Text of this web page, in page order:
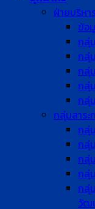
ฝ่ายบริหา
ข้อ
กลุ่
กลุ่
กลุ่
กลุ่
กลุ่
กลุ่มสาระ
กลุ่
กลุ่
กลุ่
กลุ่
กลุ่
วัฒ